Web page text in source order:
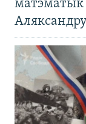
матэматык